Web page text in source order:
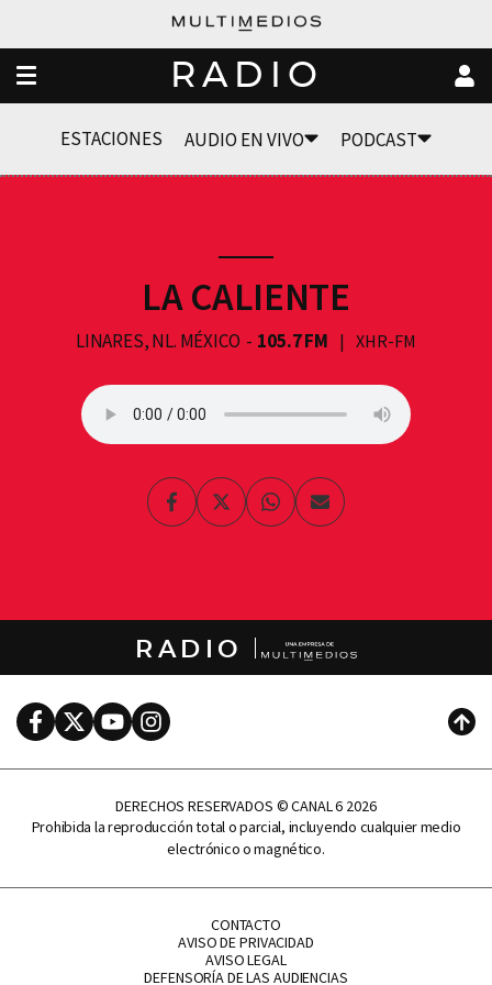
RADIO
ESTACIONES AUDIO EN VIVO PODCAST
LA CALIENTE
LINARES, NL. MÉXICO 105.7 FM XHR-FM
FacebookTwitterWhatsapp
Enviar
por
RADIO
FacebookTwitterYoutubeInstagram
DERECHOS RESERVADOS © CANAL 6 2026
Prohibida la reproducción total o parcial, incluyendo cualquier medio
electrónico o magnético.
CONTACTO
AVISO DE PRIVACIDAD
AVISO LEGAL
DEFENSORÍA DE LAS AUDIENCIAS